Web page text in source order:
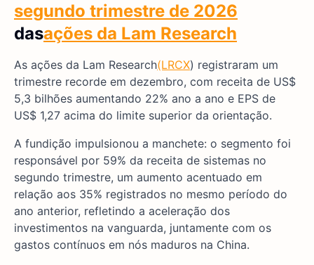
segundo trimestre de 2026
dasações da Lam Research
As ações da Lam Research(LRCX) registraram um
trimestre recorde em dezembro, com receita de US$
5,3 bilhões aumentando 22% ano a ano e EPS de
US$ 1,27 acima do limite superior da orientação.
A fundição impulsionou a manchete: o segmento foi
responsável por 59% da receita de sistemas no
segundo trimestre, um aumento acentuado em
relação aos 35% registrados no mesmo período do
ano anterior, refletindo a aceleração dos
investimentos na vanguarda, juntamente com os
gastos contínuos em nós maduros na China.